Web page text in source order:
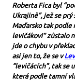
Roberta Fica byl
Ukrajině”, jež se
Maďarsko tak podle
levičákovi” zůstalo
jde o chybu v
asi jen to, že se v
“levičácích”, tak se
která podle tamní